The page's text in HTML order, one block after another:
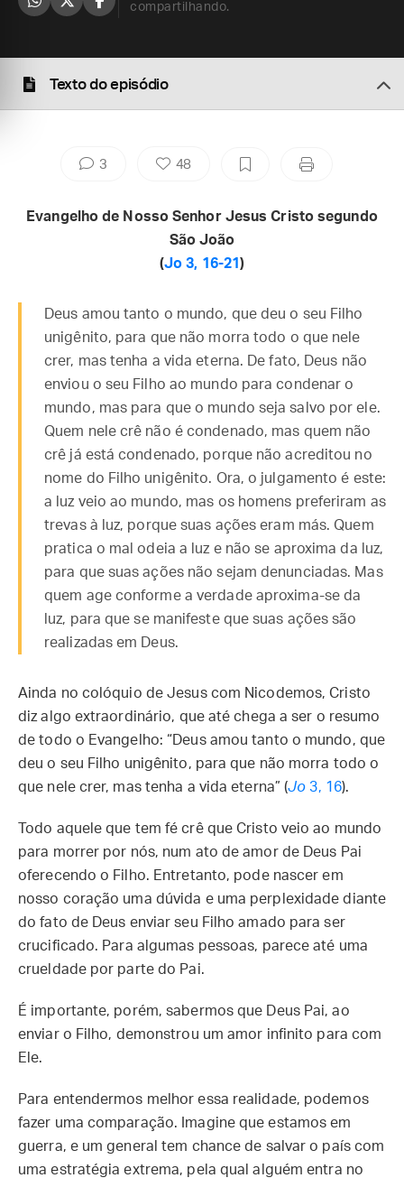
compartilhando.
Texto do episódio
3 48
Evangelho de Nosso Senhor Jesus Cristo segundo
São João
(Jo 3, 16-21)
Deus amou tanto o mundo, que deu o seu Filho
unigênito, para que não morra todo o que nele
crer, mas tenha a vida eterna. De fato, Deus não
enviou o seu Filho ao mundo para condenar o
mundo, mas para que o mundo seja salvo por ele.
Quem nele crê não é condenado, mas quem não
crê já está condenado, porque não acreditou no
nome do Filho unigênito. Ora, o julgamento é este:
a luz veio ao mundo, mas os homens preferiram as
trevas à luz, porque suas ações eram más. Quem
pratica o mal odeia a luz e não se aproxima da luz,
para que suas ações não sejam denunciadas. Mas
quem age conforme a verdade aproxima-se da
luz, para que se manifeste que suas ações são
realizadas em Deus.
Ainda no colóquio de Jesus com Nicodemos, Cristo
diz algo extraordinário, que até chega a ser o resumo
de todo o Evangelho: “Deus amou tanto o mundo, que
deu o seu Filho unigênito, para que não morra todo o
que nele crer, mas tenha a vida eterna” (Jo 3, 16).
Todo aquele que tem fé crê que Cristo veio ao mundo
para morrer por nós, num ato de amor de Deus Pai
oferecendo o Filho. Entretanto, pode nascer em
nosso coração uma dúvida e uma perplexidade diante
do fato de Deus enviar seu Filho amado para ser
crucificado. Para algumas pessoas, parece até uma
crueldade por parte do Pai.
É importante, porém, sabermos que Deus Pai, ao
enviar o Filho, demonstrou um amor infinito para com
Ele.
Para entendermos melhor essa realidade, podemos
fazer uma comparação. Imagine que estamos em
guerra, e um general tem chance de salvar o país com
uma estratégia extrema, pela qual alguém entra no